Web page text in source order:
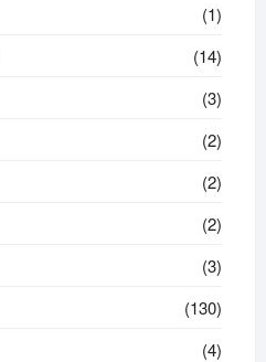
(1)
(14)
(3)
(2)
(2)
(2)
(3)
(130)
(4)